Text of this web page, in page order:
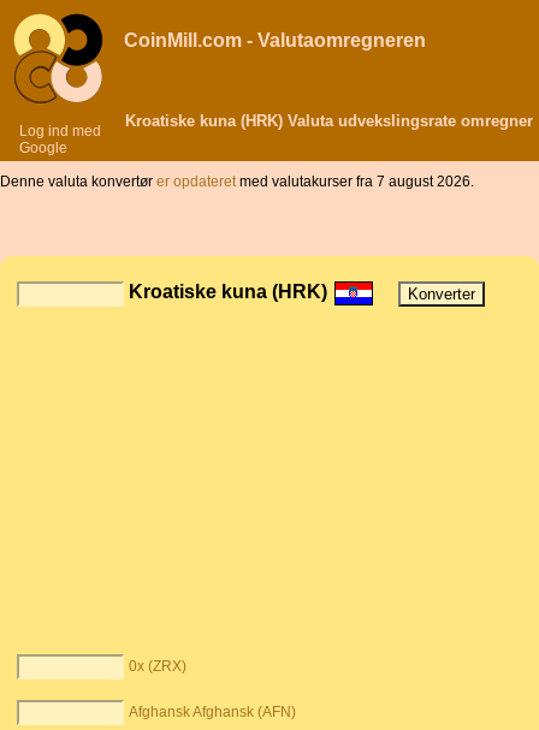
Log ind med
Google
CoinMill.com - Valutaomregneren
Kroatiske kuna (HRK) Valuta udvekslingsrate omregner
Denne valuta konvertør er opdateretmed valutakurser fra 7 august 2026.
Kroatiske kuna (HRK)
0x (ZRX)
Afghansk Afghansk (AFN)